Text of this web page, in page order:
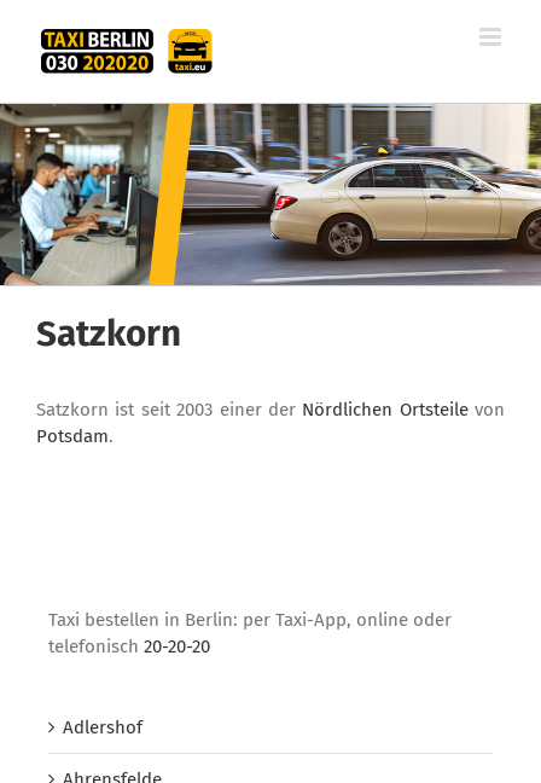
Inhalt
springen
Satzkorn
Satzkorn ist seit 2003 einer der Nördlichen Ortsteilevon
Potsdam.
Taxi bestellen in Berlin: per Taxi-App, online oder
telefonisch 20-20-20
Adlershof